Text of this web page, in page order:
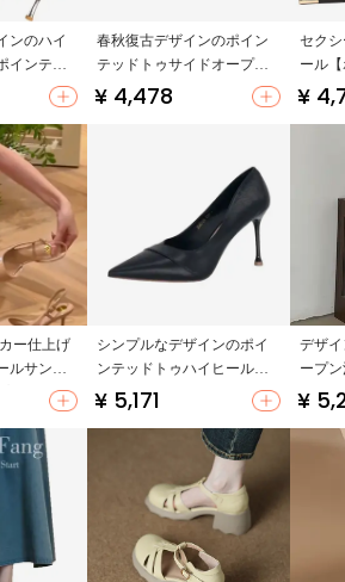
ンのハイ
インテッ
・透かし
春秋復古デザインのポイン
テッドトゥサイドオープン
ハイヒールシューズ【極上
の柔らかさ・ピンク・細ヒ
¥ 4,478
セク
ール【
細い
ラップ
¥
ー仕上げ
ルサンダ
ン・細い
シンプルなデザインのポイ
ンテッドトゥハイヒール
【女性用・細ヒール・通勤
用ソフトレザーシューズ】
¥ 5,171
デザ
ープ
ル【
¥